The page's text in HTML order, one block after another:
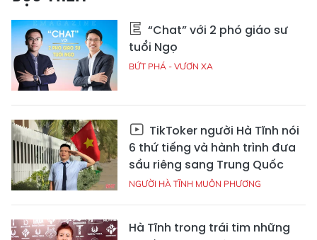
“Chat” với 2 phó giáo sư
tuổi Ngọ
BỨT PHÁ - VƯƠN XA
TikToker người Hà Tĩnh nói
6 thứ tiếng và hành trình đưa
sầu riêng sang Trung Quốc
NGƯỜI HÀ TĨNH MUÔN PHƯƠNG
Hà Tĩnh trong trái tim những